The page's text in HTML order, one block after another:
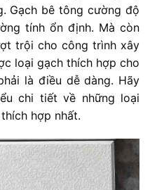
Gạch bê tông cường độ
tính ổn định. Mà còn
trội cho công trình xây
loại gạch thích hợp cho
là điều dễ dàng. Hãy
chi tiết về những loại
hợp nhất.